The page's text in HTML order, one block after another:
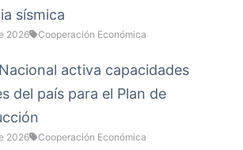
sísmica
2026 Cooperación Económica
activa capacidades
del país para el Plan de
2026 Cooperación Económica